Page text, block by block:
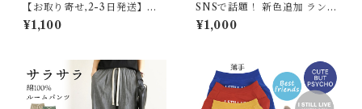
【お取り寄せ,2-3日発送】
【日本製】 おやつ缶 犬 全10
種 愛犬用 おやつ 可愛い かわ
携帯おやつケース ゴールデン
レトリバー ダックス チワワ ト
イプードル フレンチブルドッ
グ ヨークシャーテリア 柴犬 T
¥1,100
SNSで話題！ 新色追加 ランチ
バッグ ランチトート 保冷バッ
グ 保温バッグ 保冷 おしゃれ
ジャー マチ 広い カワイイ 可
愛い アヒル ふわふわ レディー
ス プレゼント ベージュ イエロ
ー ピンク ブルー G284
¥1,000